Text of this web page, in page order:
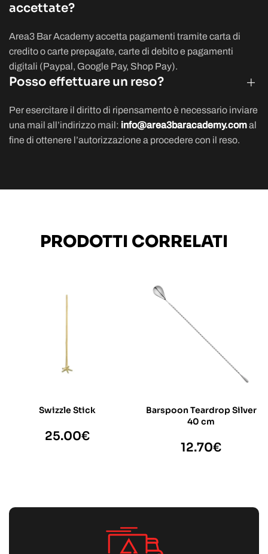
accettate?
Area3 Bar Academy accetta pagamenti tramite carta di
credito o carte prepagate, carte di debito e pagamenti
digitali (Paypal, Google Pay, Shop Pay).
Posso effettuare un reso?
Per esercitare il diritto di ripensamento è necessario inviare
una mail all’indirizzo mail: info@area3baracademy.comal
fine di ottenere l’autorizzazione a procedere con il reso.
PRODOTTI CORRELATI
Swizzle Stick
25.00€
Barspoon Teardrop Silver
40 cm
12.70€